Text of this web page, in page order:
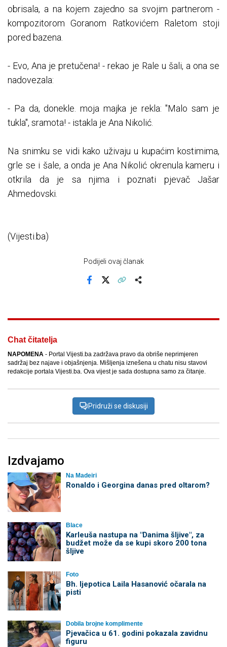
obrisala, a na kojem zajedno sa svojim partnerom -
kompozitorom Goranom Ratkovićem Raletom stoji
pored bazena.
- Evo, Ana je pretučena! - rekao je Rale u šali, a ona se
nadovezala:
- Pa da, donekle. moja majka je rekla: "Malo sam je
tukla", sramota! - istakla je Ana Nikolić.
Na snimku se vidi kako uživaju u kupaćim kostimima,
grle se i šale, a onda je Ana Nikolić okrenula kameru i
otkrila da je sa njima i poznati pjevač Jašar
Ahmedovski.
(Vijesti.ba)
Podijeli ovaj članak
Facebook
Chat čitatelja
NAPOMENA - Portal Vijesti.ba zadržava pravo da obriše neprimjeren
sadržaj bez najave i objašnjenja. Mišljenja iznešena u chatu nisu stavovi
redakcije portala Vijesti.ba. Ova vijest je sada dostupna samo za čitanje.
Pridruži se diskusiji
Izdvajamo
Na Madeiri
Ronaldo i Georgina danas pred oltarom?
Blace
Karleuša nastupa na "Danima šljive", za
budžet može da se kupi skoro 200 tona
šljive
Foto
Bh. ljepotica Laila Hasanović očarala na
pisti
Dobila brojne komplimente
Pjevačica u 61. godini pokazala zavidnu
figuru